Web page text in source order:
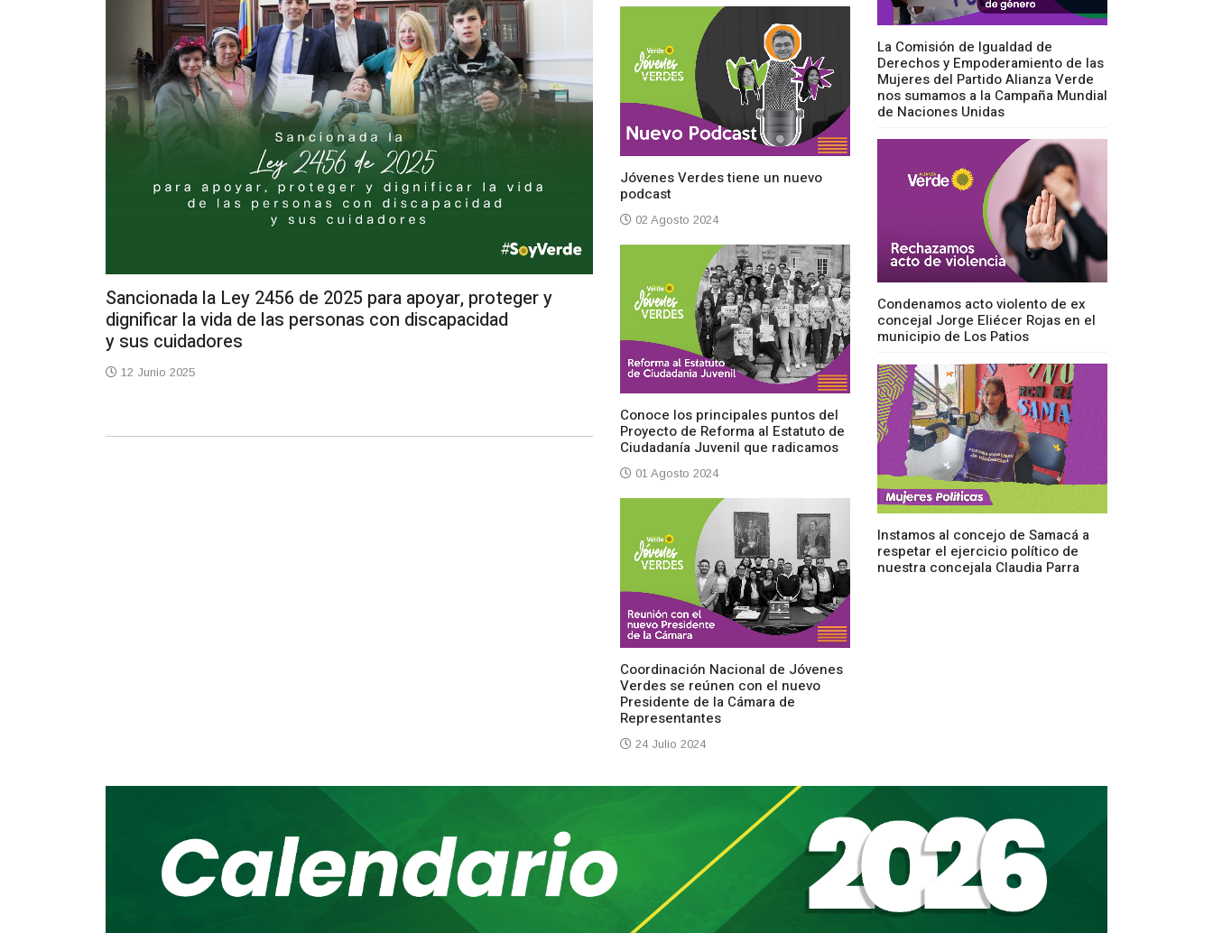
Sancionada la Ley 2456 de 2025 para apoyar, proteger y
dignificar la vida de las personas con discapacidad
y sus cuidadores
12 Junio 2025
Jóvenes Verdes tiene un nuevo
podcast
02 Agosto 2024
Conoce los principales puntos del
Proyecto de Reforma al Estatuto de
Ciudadanía Juvenil que radicamos
01 Agosto 2024
Coordinación Nacional de Jóvenes
Verdes se reúnen con el nuevo
Presidente de la Cámara de
Representantes
24 Julio 2024
La Comisión de Igualdad de
Derechos y Empoderamiento de las
Mujeres del Partido Alianza Verde
nos sumamos a la Campaña Mundial
de Naciones Unidas
Condenamos acto violento de ex
concejal Jorge Eliécer Rojas en el
municipio de Los Patios
Instamos al concejo de Samacá a
respetar el ejercicio político de
nuestra concejala Claudia Parra